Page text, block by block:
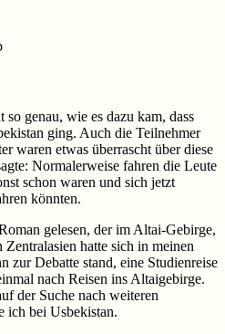
genau, wie es dazu kam, dass
ging. Auch die Teilnehmer
waren etwas überrascht über diese
Normalerweise fahren die Leute
schon waren und sich jetzt
könnten.
gelesen, der im Altai-Gebirge,
hatte sich in meinen
zur Debatte stand, eine Studienreise
nach Reisen ins Altaigebirge.
der Suche nach weiteren
ich bei Usbekistan.